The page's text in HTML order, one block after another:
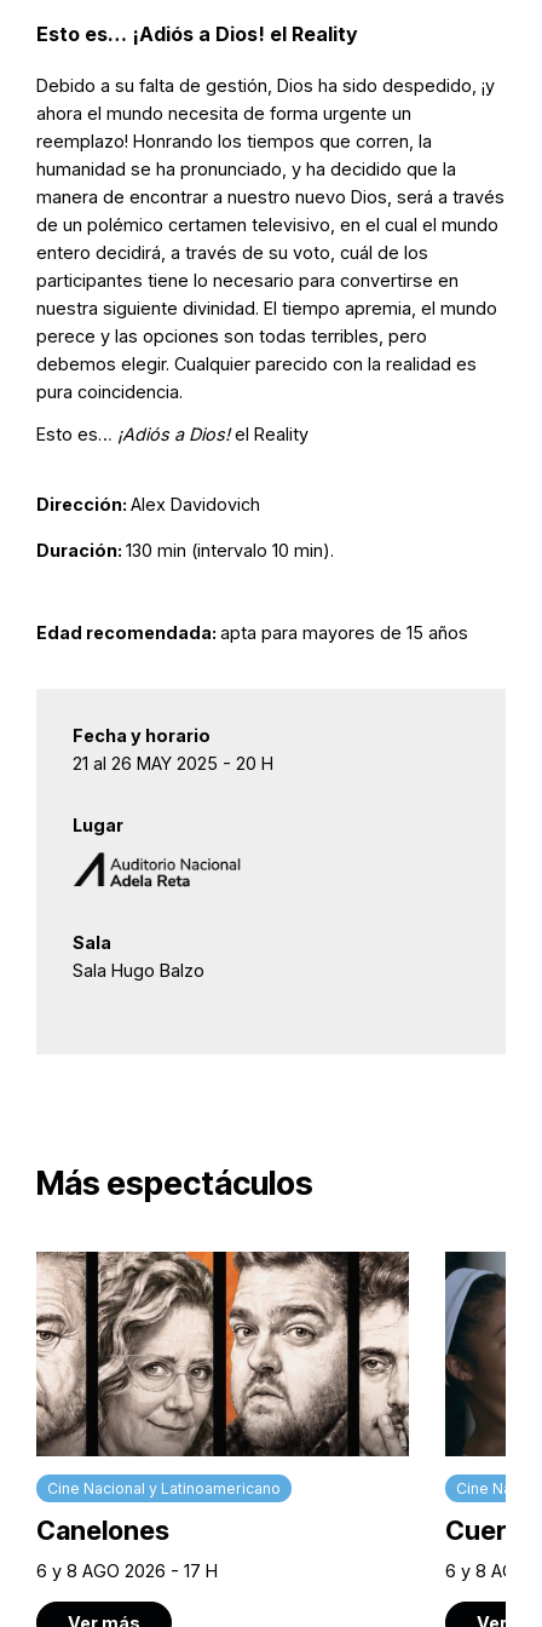
Esto es… ¡Adiós a Dios! el Reality
Debido a su falta de gestión, Dios ha sido despedido, ¡y
ahora el mundo necesita de forma urgente un
reemplazo! Honrando los tiempos que corren, la
humanidad se ha pronunciado, y ha decidido que la
manera de encontrar a nuestro nuevo Dios, será a través
de un polémico certamen televisivo, en el cual el mundo
entero decidirá, a través de su voto, cuál de los
participantes tiene lo necesario para convertirse en
nuestra siguiente divinidad. El tiempo apremia, el mundo
perece y las opciones son todas terribles, pero
debemos elegir. Cualquier parecido con la realidad es
pura coincidencia.
Esto es… ¡Adiós a Dios!el Reality
Dirección: Alex Davidovich
Duración: 130 min (intervalo 10 min).
Edad recomendada: apta para mayores de 15 años
Fecha y horario
21 al 26 MAY 2025 - 20 H
Lugar
Sala
Sala Hugo Balzo
Más espectáculos
Cine Nacional y Latinoamericano
Canelones
6 y 8 AGO 2026 - 17 H
Ver más
Cine
6 y 8 AGO
Ver